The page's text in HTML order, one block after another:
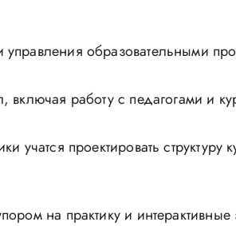
образовательными
работу с педагогами и
проектировать структуру
на практику и